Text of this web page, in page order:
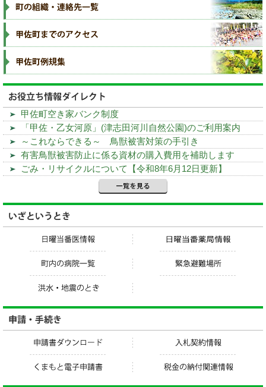
甲佐町空き家バンク制度
「甲佐・乙女河原」(津志田河川自然公園)のご利用案内
～これならできる～ 鳥獣被害対策の手引き
有害鳥獣被害防止に係る資材の購入費用を補助します
ごみ・リサイクルについて【令和8年6月12日更新】